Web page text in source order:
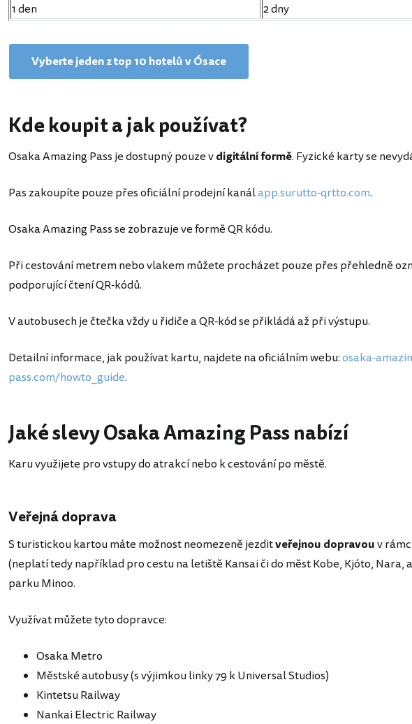
1 den
2 dny
Vyberte jeden z top 10 hotelů v Ósace
Kde koupit a jak používat?
Osaka Amazing Pass je dostupný pouze vdigitální formě. Fyzické karty se
Pas zakoupíte pouze přes oficiální prodejní kanálapp.surutto-qrtto.com.
Osaka Amazing Pass se zobrazuje ve formě QR kódu.
Při cestování metrem nebo vlakem můžete procházet pouze přes přehledně
podporující čtení QR-kódů.
V autobusech je čtečka vždy u řidiče a QR-kód se přikládá až při výstupu.
Detailní informace, jak používat kartu, najdete na oficiálním webu:osaka-
pass.com/howto_guide.
Jaké slevy Osaka Amazing Pass nabízí
Karu využijete pro vstupy do atrakcí nebo k cestování po městě.
Veřejná doprava
S turistickou kartou máte možnost neomezeně jezditveřejnou dopravouv
(neplatí tedy například pro cestu na letiště Kansai či do měst Kobe, Kjóto, Nara,
parku Minoo.
Využívat můžete tyto dopravce:
Osaka Metro
Městské autobusy (s výjimkou linky 79 k Universal Studios)
Kintetsu Railway
Nankai Electric Railway